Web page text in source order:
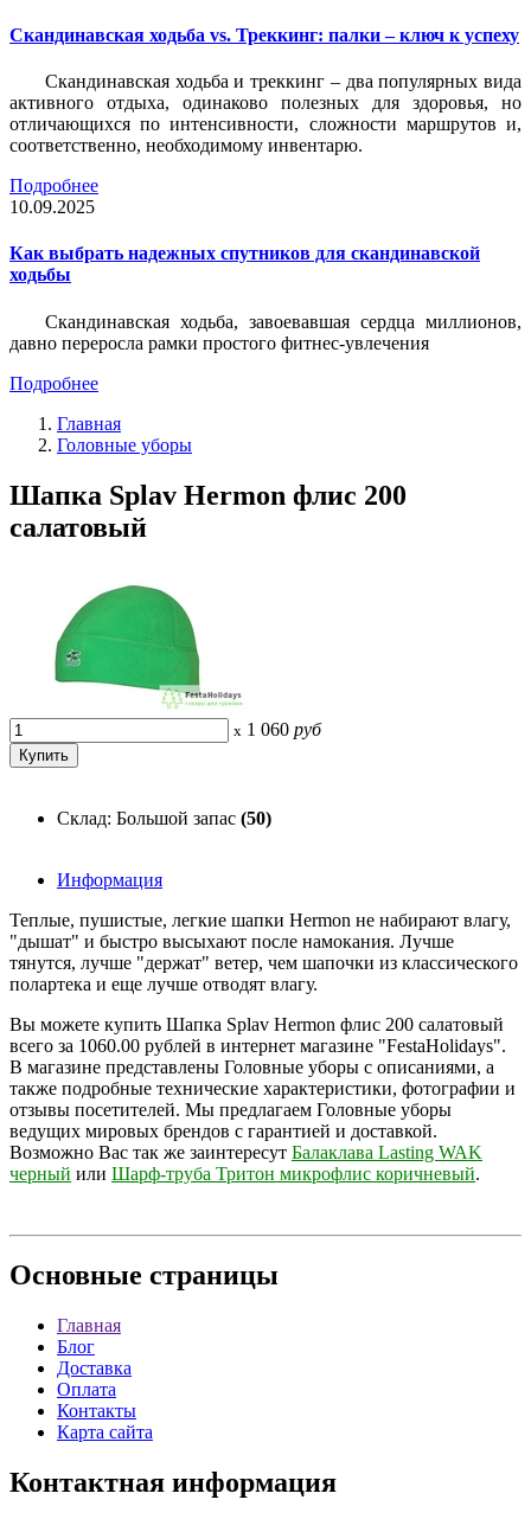
Скандинавская ходьба vs. Треккинг: палки – ключ к успеху
Скандинавская ходьба и треккинг – два популярных вида
активного отдыха, одинаково полезных для здоровья, но
отличающихся по интенсивности, сложности маршрутов и,
соответственно, необходимому инвентарю.
Подробнее
10.09.2025
Как выбрать надежных спутников для скандинавской
ходьбы
Скандинавская ходьба, завоевавшая сердца миллионов,
давно переросла рамки простого фитнес-увлечения
Подробнее
Главная
Головные уборы
Шапка Splav Hermon флис 200
салатовый
x 1 060 руб
Склад: Большой запас (50)
Информация
Теплые, пушистые, легкие шапки Hermon не набирают влагу,
"дышат" и быстро высыхают после намокания. Лучше
тянутся, лучше "держат" ветер, чем шапочки из классического
полартека и еще лучше отводят влагу.
Вы можете купить Шапка Splav Hermon флис 200 салатовый
всего за 1060.00 рублей в интернет магазине "FestaHolidays".
В магазине представлены Головные уборы с описаниями, а
также подробные технические характеристики, фотографии и
отзывы посетителей. Мы предлагаем Головные уборы
ведущих мировых брендов с гарантией и доставкой.
Возможно Вас так же заинтересут Балаклава Lasting WAK
черный или Шарф-труба Тритон микрофлис коричневый.
Основные страницы
Главная
Блог
Доставка
Оплата
Контакты
Карта сайта
Контактная информация